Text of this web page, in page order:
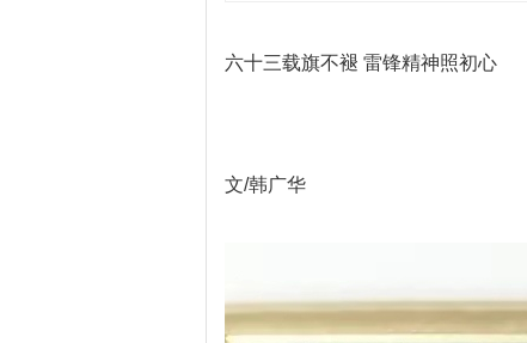
六十三载旗不褪 雷锋精神照初心
文/韩广华